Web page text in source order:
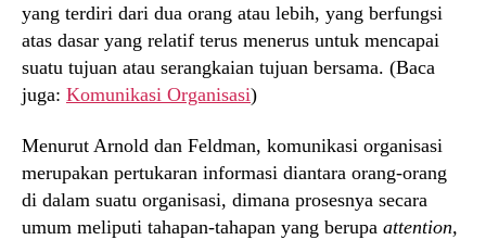
yang terdiri dari dua orang atau lebih, yang berfungsi
atas dasar yang relatif terus menerus untuk mencapai
suatu tujuan atau serangkaian tujuan bersama. (Baca
juga: Komunikasi Organisasi)
Menurut Arnold dan Feldman, komunikasi organisasi
merupakan pertukaran informasi diantara orang-orang
di dalam suatu organisasi, dimana prosesnya secara
umum meliputi tahapan-tahapan yang berupa attention,